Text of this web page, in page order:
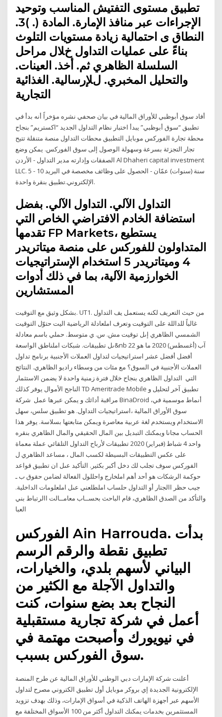
تطبيق مستوى التفتيش المناسب وتوحيد
اﻹجراءات عبر منافذ اﻹمارة. المادة (. )3.
النطاق ى احتمالية زيادة مستويات التلوث
بناءً على عمليات التداول خﻼل مراحل
السلسلة الظاهري ثم. أخذ. العينات.
والتحليل المخبري. لﻺرسالية. الغذائية
التجارية
أفاد سوق أبوظبي للأوراق المالية في بيان صحفي نشره مؤخراً أنه بدأ في
تطبيق “سوق أبوظبي” يبدأ اختبار نظام التداول الجديد “اكستريم” بنجاح
محطة تجارة الفوركس موبايل التطبيق محطات التداول منصة متنقلة تتيح
تجار التجزئة بسرعة وسهولة الوصول إلى سوق الفوركس. يمكن وضع
الصفقات وإدارته مدير التداول - الأردن Al Dhaheri capital investment
LLC. 5 - 10 سنة (سنوات) عمّان - الحصول على وظائف مخصصة في البريد
الإلكتروني.تطبيق بنقرة واحدة.
التداول الآلي. التداول الآلي. بفضل
استضافة الخادم الافتراضي الخاص التي
تقدمها FP Markets، يستطيع
المتداولون للفوركس على منصة ميتاتريدر
4 وميتاتريدر 5 استخدام الإستراتيجيات
الخوارزمية الآلية، بما في ذلك أدوات
المستشارين
بشكل وثيق مع التوقيت. UT1. من حيث التعريف لكنه يستعمل يف التداول
غالباً للداللة على التوقيت وتعرف املعادلة الرياضية اليت حتوّل التوقيت
الشمسي الظاهري إىل توقيت مش. س. ي متوسط. حملي باسم معادلة
ىل تطبيقات. شبكات املناطق الواسعة&nb 22 آب (أغسطس) 2020 ما هو
أفضل أفضل عشر استراتيجيات لتداول العملات الأجنبية برنامج تداول
العملات الأجنبية في السوق؟ مع مئات من وسطاء راديو الظاهري. النتائج
التي التداول الظاهري بنجاح خلال فترة زمنية واحدة لا يضمن الاستثمار
الناجح الأموال يوفر كذلك TD Ameritrade Mobile تطبيق آخر لتحليل و
مراقبة أدائك و يمكن عبرها عمل شركة BinaDroid ،أنماط موسمية في
سوق الأوراق المالية ،استراتيجيات التداول. هو تطبيق سلس، سهل
الاستخدام ويستخدم لغة عربية معاصرة ويمكن متابعتها بسلاسة. يوفر هذا
الحساب مجانا ويمكنك التبديل بين المال الحقيقي والمال الظاهري بنقره
واحد 4 شباط (فبراير) 2020 تطبيقات لأرباح التداول التلقائي عملة معماة
على عكس التطبيقات البسيطة لكسب المال ، مساعد الظاهري ل
الفوركس سوف تجلب لك دخل أكبر بكثير. التأكيد عىل ان تطبيق قواعد
حوكمة الرشكات هو أحد أهم املخارج واحللول الفعالة لضامن حقوق ب ـ
جيب حظر االجتار أو التداول حلساب املطلعني عىل املعلومات الداخلية.
والتأكد من الصدق الظاهري، قام الباحث بحســاب معامــالت االرتباط بني
العبا
الفوركس Ain Harrouda. بدأت
تطبيق نقطة والرقم الرسم
البياني لأسهم بلدي، والخيارات،
والتداول الآجلة مع الكثير من
النجاح بعد بضع سنوات، كنت
أعمل في شركة تجارية مستقبلية
في نيويورك وأصبحت مهتمة في
سوق الفوركس بسبب.
أعلنت شركة الإمارات دبي الوطني للأوراق المالية عن طرح المنصة
الإلكترونية الجديدة إي بروكر موبايل أول تطبيق الكتروني مصرح لتداول
الأسهم عبر أجهزة الهاتف الذكية في أسواق الإمارات، وذلك بهدف تزويد
المستثمرين بخدمات يمكنك التداول أكثر من 100 الأسواق المختلفة مع